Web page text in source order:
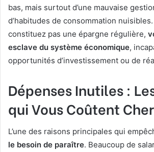
bas, mais surtout d’une mauvaise
d’habitudes de consommation
constituez pas une épargne régulière,
esclave du système économique,
opportunités d’investissement ou de
Dépenses Inutiles :
qui Vous Coûtent Cher
L’une des raisons principales qui
le besoin de paraître. Beaucoup de